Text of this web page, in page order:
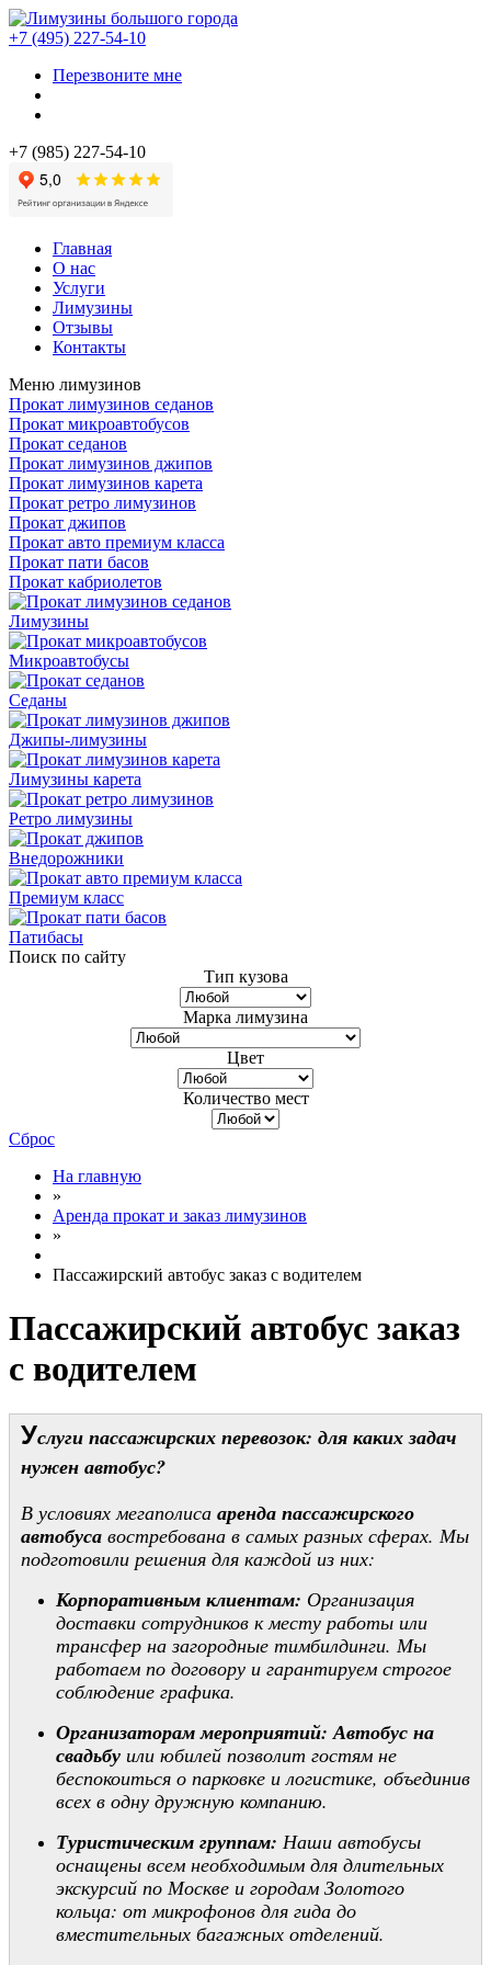
+7 (495) 227-54-10
Перезвоните мне
+7 (985) 227-54-10
Главная
О нас
Услуги
Лимузины
Отзывы
Контакты
Меню лимузинов
Прокат лимузинов седанов
Прокат микроавтобусов
Прокат седанов
Прокат лимузинов джипов
Прокат лимузинов карета
Прокат ретро лимузинов
Прокат джипов
Прокат авто премиум класса
Прокат пати басов
Прокат кабриолетов
Лимузины
Микроавтобусы
Седаны
Джипы-лимузины
Лимузины карета
Ретро лимузины
Внедорожники
Премиум класс
Патибасы
Поиск по сайту
Тип кузова
Марка лимузина
Цвет
Количество мест
Сброс
На главную
»
Аренда прокат и заказ лимузинов
»
Пассажирский автобус заказ с водителем
Пассажирский автобус заказ
с водителем
Услуги пассажирских перевозок: для каких задач
нужен автобус?
В условиях мегаполиса аренда пассажирского
автобуса востребована в самых разных сферах. Мы
подготовили решения для каждой из них:
Корпоративным клиентам: Организация
доставки сотрудников к месту работы или
трансфер на загородные тимбилдинги. Мы
работаем по договору и гарантируем строгое
соблюдение графика.
Организаторам мероприятий: Автобус на
свадьбу или юбилей позволит гостям не
беспокоиться о парковке и логистике, объединив
всех в одну дружную компанию.
Туристическим группам: Наши автобусы
оснащены всем необходимым для длительных
экскурсий по Москве и городам Золотого
кольца: от микрофонов для гида до
вместительных багажных отделений.